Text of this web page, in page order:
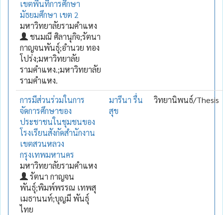
เขตพื้นที่การศึกษา
มัธยมศึกษา เขต 2
มหาวิทยาลัยรามคำแหง
ชนมณี ศิลานุกิจ;รัตนา
กาญจนพันธุ์;อำนวย ทอง
โปร่ง;มหาวิทยาลัย
รามคำแหง.;มหาวิทยาลัย
รามคำแหง.
การมีส่วนร่วมในการ
จัดการศึกษาของ
ประชาชนในชุมชนของ
โรงเรียนสังกัดสำนักงาน
เขตสวนหลวง
กรุงเทพมหานคร
มหาวิทยาลัยรามคำแหง
รัตนา กาญจน
พันธุ์;พิมพ์พรรณ เทพสุ
เมธานนท์;บุญมี พันธุ์
ไทย
มารีนา รื่น
สุข
วิทยานิพนธ์/Thesis